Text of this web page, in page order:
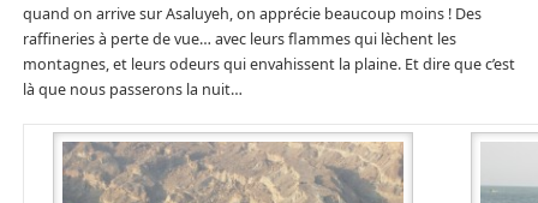
quand on arrive sur Asaluyeh, on apprécie beaucoup moins ! Des
raffineries à perte de vue… avec leurs flammes qui lèchent les
montagnes, et leurs odeurs qui envahissent la plaine. Et dire que c’est
là que nous passerons la nuit…